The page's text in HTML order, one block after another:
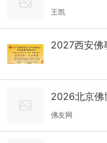
王凯
2027西安佛
2026北京佛
佛友网